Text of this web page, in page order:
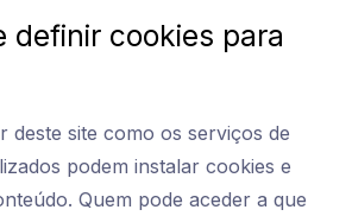
definir cookies para
deste site como os serviços de
podem instalar cookies e
Quem pode aceder a que